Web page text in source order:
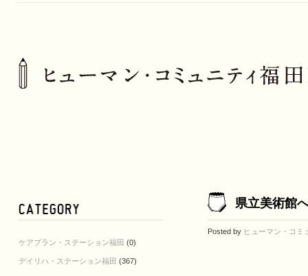
ケアプラン・ステーション福田 (0)
デイリハ・ステーション福田 (367)
県立美術館
Posted by ヒューマン・コ